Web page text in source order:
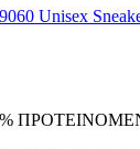
Unisex